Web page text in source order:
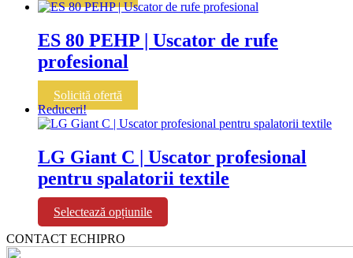
ES 80 PEHP | Uscator de rufe
profesional
Solicită ofertă
Reduceri!
LG Giant C | Uscator profesional
pentru spalatorii textile
Selectează opțiunile
produs
CONTACT ECHIPRO